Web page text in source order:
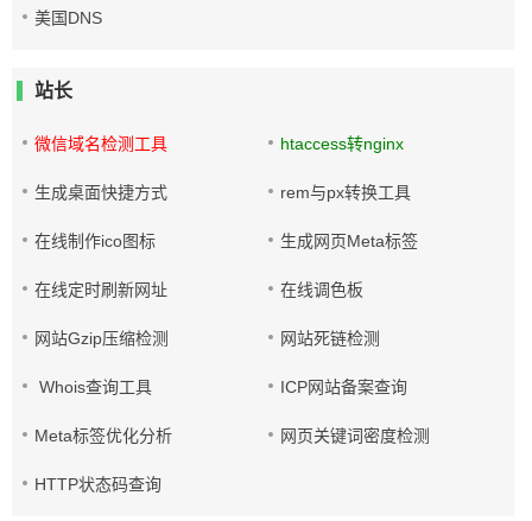
美国DNS
站长
微信域名检测工具 htaccess转nginx
生成桌面快捷方式 rem与px转换工具
在线制作ico图标 生成网页Meta标签
在线定时刷新网址 在线调色板
网站Gzip压缩检测 网站死链检测
Whois查询工具 ICP网站备案查询
Meta标签优化分析 网页关键词密度检测
HTTP状态码查询